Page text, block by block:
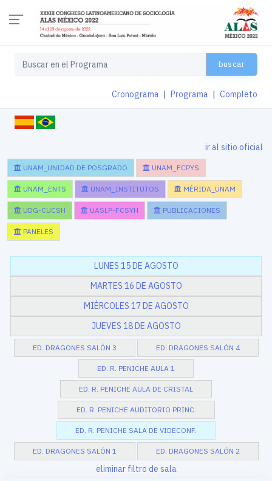
buscar
Cronograma Programa Completo
ir al sitio oficial
UNAM_UNIDAD DE POSGRADO UNAM_FCPYS
UNAM_ENTS UNAM_INSTITUTOS MÉRIDA_UNAM
UDG-CUCSH UASLP-FCSYH PUBLICACIONES
PANELES
LUNES 15 DE AGOSTO
MARTES 16 DE AGOSTO
MIÉRCOLES 17 DE AGOSTO
JUEVES 18 DE AGOSTO
ED. DRAGONES SALÓN 3 ED. DRAGONES SALÓN 4
ED. R. PENICHE AULA 1
ED. R. PENICHE AULA DE CRISTAL
ED. R. PENICHE AUDITORIO PRINC.
ED. R. PENICHE SALA DE VIDECONF.
ED. DRAGONES SALÓN 1 ED. DRAGONES SALÓN 2
eliminar filtro de sala